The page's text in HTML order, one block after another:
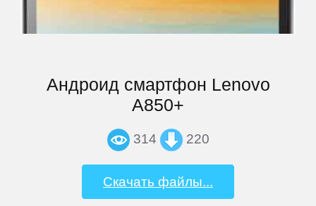
Андроид смартфон Lenovo
A850+
314 220
Скачать файлы...